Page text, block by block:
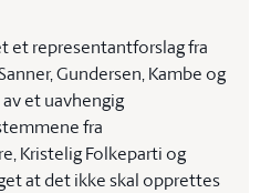
et representantforslag fra
Gundersen, Kambe og
et uavhengig
fra
Kristelig Folkeparti og
at det ikke skal opprettes